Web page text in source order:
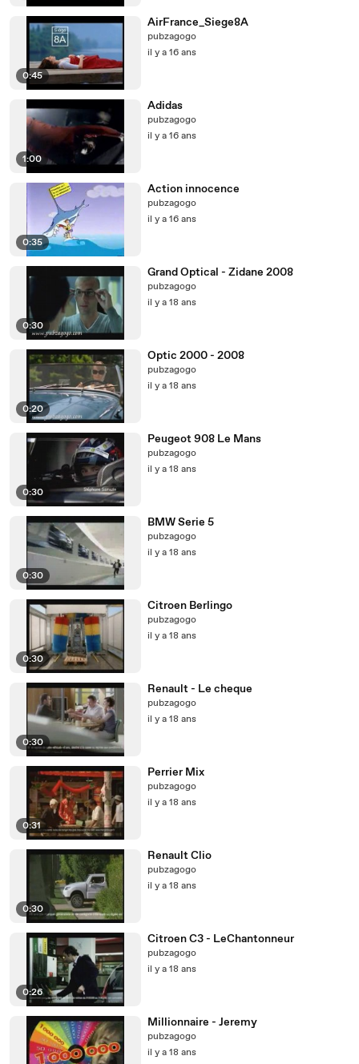
0:45
AirFrance_Siege8A
pubzagogo
il y a 16 ans
1:00
Adidas
pubzagogo
il y a 16 ans
0:35
Action innocence
pubzagogo
il y a 16 ans
0:30
Grand Optical - Zidane 2008
pubzagogo
il y a 18 ans
0:20
Optic 2000 - 2008
pubzagogo
il y a 18 ans
0:30
Peugeot 908 Le Mans
pubzagogo
il y a 18 ans
0:30
BMW Serie 5
pubzagogo
il y a 18 ans
0:30
Citroen Berlingo
pubzagogo
il y a 18 ans
0:30
Renault - Le cheque
pubzagogo
il y a 18 ans
0:31
Perrier Mix
pubzagogo
il y a 18 ans
0:30
Renault Clio
pubzagogo
il y a 18 ans
0:26
Citroen C3 - LeChantonneur
pubzagogo
il y a 18 ans
Millionnaire - Jeremy
pubzagogo
il y a 18 ans